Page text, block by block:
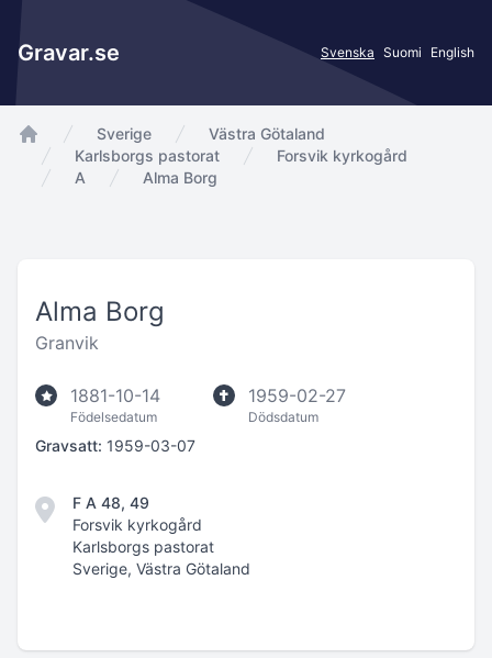
Gravar.se Svenska Suomi English
app.Start
Sverige
Västra Götaland
Karlsborgs pastorat
Forsvik kyrkogård
A
Alma Borg
Alma Borg
Granvik
1881-10-14
Födelsedatum
1959-02-27
Dödsdatum
Gravsatt: 1959-03-07
F A 48, 49
Forsvik kyrkogård
Karlsborgs pastorat
Sverige, Västra Götaland